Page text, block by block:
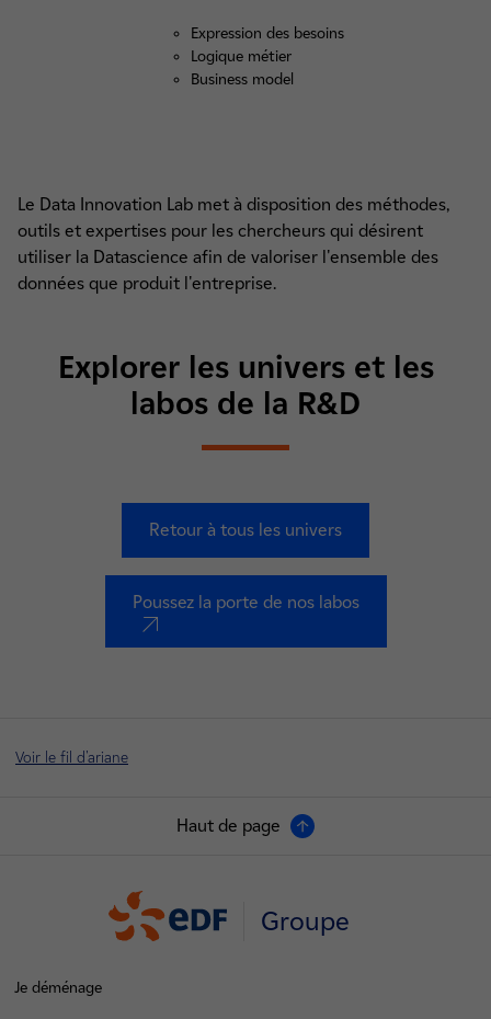
Expression des besoins
Logique métier
Business model
Le Data Innovation Lab met à disposition des méthodes,
outils et expertises pour les chercheurs qui désirent
utiliser la Datascience afin de valoriser l'ensemble des
données que produit l'entreprise.
Explorer les univers et les
labos de la R&D
Retour à tous les univers
Poussez la porte de nos labos
nouvel onglet
Voir le fil d'ariane
Haut de page
Groupe
Je déménage